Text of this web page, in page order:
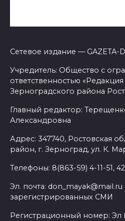
Сетевое издание — GAZETA-
Учредитель: Общество с
ответственностью
Зерноградского района
Главный редактор:
Александровна
Адрес: 347740, Ростовская
район, г. Зерноград, ул. К.
Телефоны: 8(863-59) 4-11-51,
Эл. почта:
зарегистрированных СМИ
Регистрационный номер: